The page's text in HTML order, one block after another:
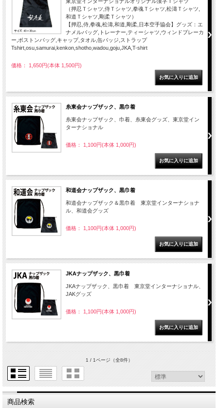
（押忍Ｔシャツ,侍Ｔシャツ,拳魂Ｔシャツ,松濤Ｔシャツ,
和道Ｔシャツ,剛柔Ｔシャツ）
【押忍,侍,拳魂,松濤,和道,剛柔,日本空手協会】グッズ：エ
ナメルバッグ,トレーナー,ティーシャツ,ウィンドブレーカ
ー,ボストンバッグ,キャップ,タオル,缶バッジ,ストラップ
Tshirt,osu,samurai,kenkon,shotho,wadou,goju,JKA,T-shirt
価格： 1,650円(本体 1,500円)
糸東会ナップザック、黒巾着
糸東会ナップザック、巾着、糸東会グッズ、東京堂イン
ターナショナル
価格： 1,100円(本体 1,000円)
和道会ナップザック、黒巾着
和道会ナップザック＆黒巾着 東京堂インターナショナ
ル、和道会グッズ
価格： 1,100円(本体 1,000円)
JKAナップザック、黒巾着
JKAナップザック、黒巾着 東京堂インターナショナル、
JAKグッズ
価格： 1,100円(本体 1,000円)
1 / 1ページ（全8件）
商品検索